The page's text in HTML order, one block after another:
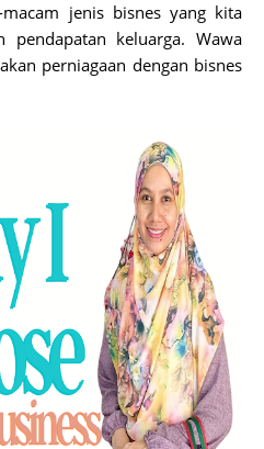
jenis bisnes yang kita
keluarga. Wawa
perniagaan dengan bisnes